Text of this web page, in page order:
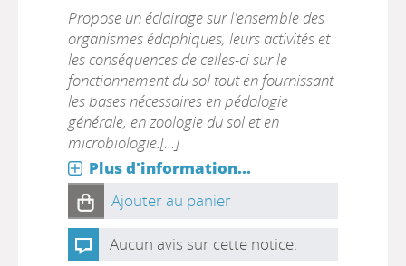
Propose un éclairage sur l'ensemble des
organismes édaphiques, leurs activités et
les conséquences de celles-ci sur le
fonctionnement du sol tout en fournissant
les bases nécessaires en pédologie
générale, en zoologie du sol et en
microbiologie.[...]
Plus d'information...
Ajouter au panier
Aucun avis sur cette notice.